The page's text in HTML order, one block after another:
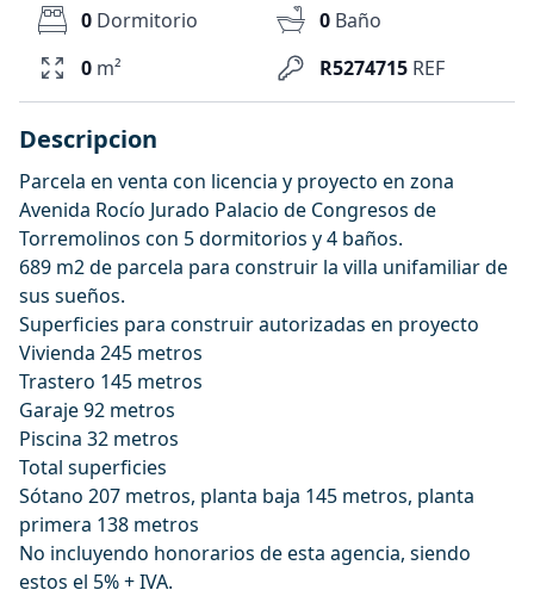
R5274715 REF
0 Dormitorio 0 Baño
0 m²
Descripcion
Parcela en venta con licencia y proyecto en zona
Avenida Rocío Jurado Palacio de Congresos de
Torremolinos con 5 dormitorios y 4 baños.
689 m2 de parcela para construir la villa unifamiliar de
sus sueños.
Superficies para construir autorizadas en proyecto
Vivienda 245 metros
Trastero 145 metros
Garaje 92 metros
Piscina 32 metros
Total superficies
Sótano 207 metros, planta baja 145 metros, planta
primera 138 metros
No incluyendo honorarios de esta agencia, siendo
estos el 5% + IVA.